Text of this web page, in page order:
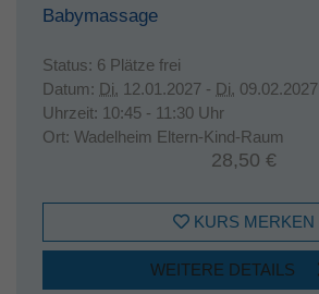
Babymassage
Status: 6 Plätze frei
Datum: Di. 12.01.2027 - Di. 09.02.2027
Uhrzeit: 10:45 - 11:30 Uhr
Ort: Wadelheim Eltern-Kind-Raum
28,50 €
KURS MERKEN
WEITERE DETAILS